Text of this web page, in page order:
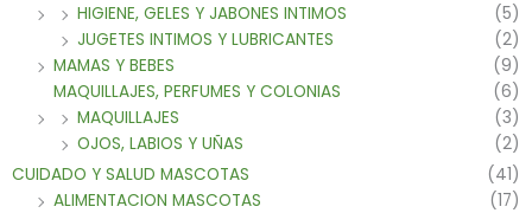
HIGIENE, GELES Y JABONES INTIMOS
(5)
JUGETES INTIMOS Y LUBRICANTES
(2)
MAMAS Y BEBES
(9)
MAQUILLAJES, PERFUMES Y COLONIAS
(6)
MAQUILLAJES
(3)
OJOS, LABIOS Y UÑAS
(2)
CUIDADO Y SALUD MASCOTAS
(41)
ALIMENTACION MASCOTAS
(17)